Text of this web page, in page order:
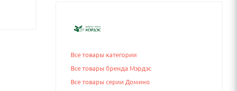
Все товары категории
Все товары бренда Мэрдэс
Все товары серии Домино